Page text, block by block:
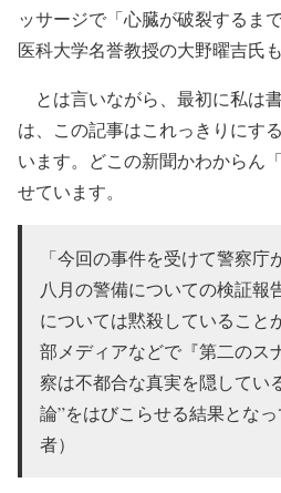
ッサージで「心臓が破裂するま
医科大学名誉教授の大野曜吉氏
とは言いながら、最初に私は
は、この記事はこれっきりにす
います。どこの新聞かわからん
せています。
「今回の事件を受けて警察
八月の警備についての検証報
については黙殺していること
部メディアなどで『第二のス
察は不都合な真実を隠してい
論”をはびこらせる結果とな
者）